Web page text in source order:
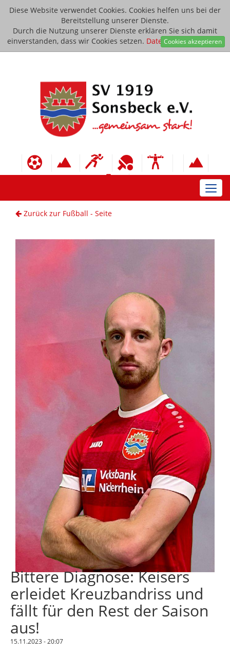
Diese Website verwendet Cookies. Cookies helfen uns bei der
Bereitstellung unserer Dienste.
Durch die Nutzung unserer Dienste erklären Sie sich damit
einverstanden, dass wir Cookies setzen. Datenschutzerklärung
Cookies akzeptieren
Zurück zur Fußball - Seite
Bittere Diagnose: Keisers
erleidet Kreuzbandriss und
fällt für den Rest der Saison
aus!
15.11.2023 - 20:07